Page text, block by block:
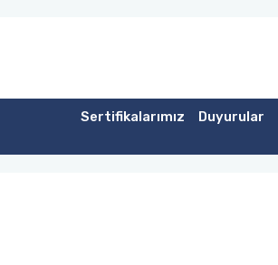
Sertifikalarımız Duyurular